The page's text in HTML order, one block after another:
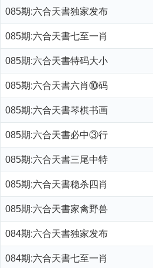
085期:六合天書独家发布
085期:六合天書七至一肖
085期:六合天書特码大小
085期:六合天書六肖⑩码
085期:六合天書琴棋书画
085期:六合天書必中③行
085期:六合天書三尾中特
085期:六合天書稳杀四肖
085期:六合天書家禽野兽
084期:六合天書独家发布
084期:六合天書七至一肖